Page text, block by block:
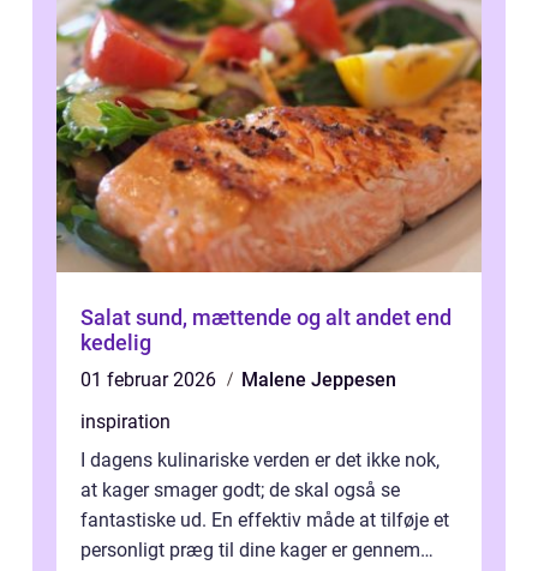
Salat sund, mættende og alt andet end
kedelig
01 februar 2026
Malene Jeppesen
inspiration
I dagens kulinariske verden er det ikke nok,
at kager smager godt; de skal også se
fantastiske ud. En effektiv måde at tilføje et
personligt præg til dine kager er gennem